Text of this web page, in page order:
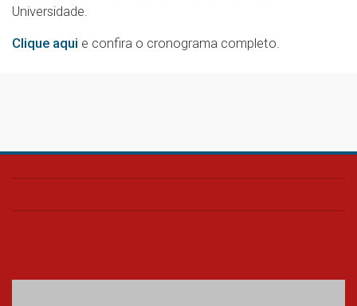
Universidade.
Clique aqui e confira o cronograma completo.